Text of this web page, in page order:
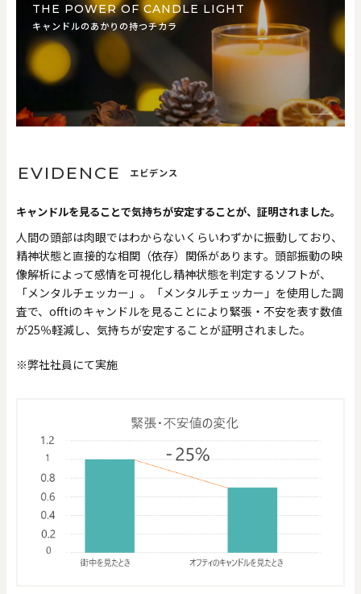
THE POWER OF CANDLE LIGHT
キャンドルのあかりの持つチカラ
EVIDENCE エビデンス
キャンドルを見ることで気持ちが安定することが、証明されました。
人間の頭部は肉眼ではわからないくらいわずかに振動しており、
精神状態と直接的な相関（依存）関係があります。頭部振動の映
像解析によって感情を可視化し精神状態を判定するソフトが、
「メンタルチェッカー」。「メンタルチェッカー」を使用した調
査で、offtiのキャンドルを見ることにより緊張・不安を表す数値
が25％軽減し、気持ちが安定することが証明されました。
※弊社社員にて実施